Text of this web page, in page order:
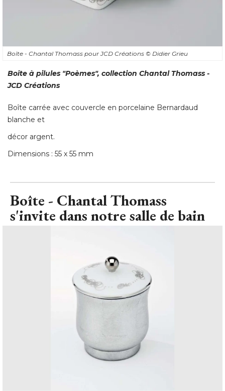
Boîte - Chantal Thomass pour JCD Créations © Didier Grieu
Boîte à pilules "Poèmes", collection Chantal Thomass -
JCD Créations
Boîte carrée avec couvercle en porcelaine Bernardaud
blanche et
décor argent.
Dimensions : 55 x 55 mm
Boîte - Chantal Thomass
s'invite dans notre salle de bain